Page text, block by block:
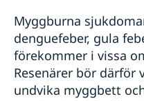
Myggburna
denguefeber, gula
förekommer i vissa
Resenärer bör
undvika myggbett